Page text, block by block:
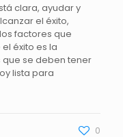
clara, ayudar y
el éxito,
factores que
éxito es la
se deben tener
lista para
0